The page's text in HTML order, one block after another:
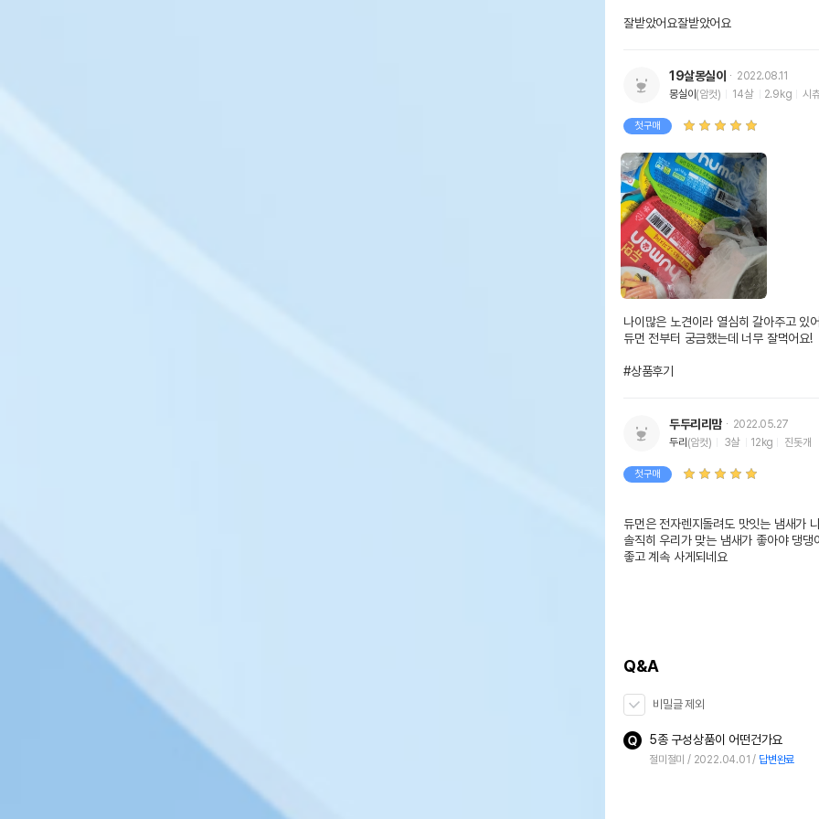
잘받았어요잘받았어요
19살몽실이
2022.08.11
몽실이(암컷) 14살 2.9kg 시
첫구매
나이많은 노견이라 열심히 갈아주고 있
듀먼 전부터 궁금했는데 너무 잘먹어요!
#상품후기
두두리리맘
2022.05.27
두리(암컷) 3살 12kg 진돗개
첫구매
듀먼은 전자렌지돌려도 맛잇는 냄새가
솔직히 우리가 맞는 냄새가 좋아야 댕
좋고 계속 사게되네요
Q&A
비밀글 제외
5종 구성상품이 어떤건가요
절미절미 2022.04.01 답변완료